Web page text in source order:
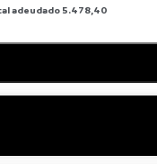
adeudado 5.478,40